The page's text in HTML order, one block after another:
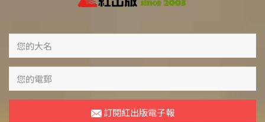
訂閱紅出版電子報